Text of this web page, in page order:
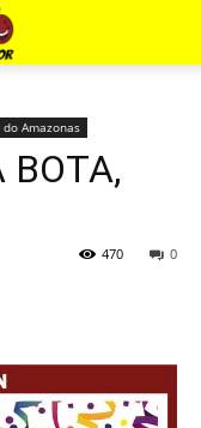
Amazonas
BOTA,
0
470